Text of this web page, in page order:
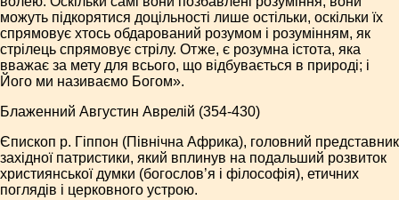
можуть підкорятися доцільності лише остільки, оскільки їх
спрямовує хтось обдарований розумом і розумінням, як
стрілець спрямовує стрілу. Отже, є розумна істота, яка
вважає за мету для всього, що відбувається в природі; і
Його ми називаємо Богом».
Блаженний Августин Аврелій (354-430)
Єпископ р. Гіппон (Північна Африка), головний представник
західної патристики, який вплинув на подальший розвиток
християнської думки (богослов’я і філософія), етичних
поглядів і церковного устрою.